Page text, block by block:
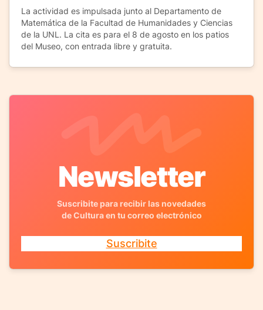
La actividad es impulsada junto al Departamento de
Matemática de la Facultad de Humanidades y Ciencias
de la UNL. La cita es para el 8 de agosto en los patios
del Museo, con entrada libre y gratuita.
Newsletter
Suscribite para recibir las novedades
de Cultura en tu correo electrónico
Suscribite